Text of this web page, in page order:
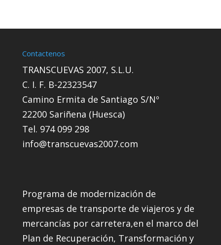
Contactenos
TRANSCUEVAS 2007, S.L.U.
C. I. F. B-22323547
Camino Ermita de Santiago S/Nº
22200 Sariñena (Huesca)
Tel. 974 099 298
info@transcuevas2007.com
Programa de modernización de
empresas de transporte de viajeros y de
mercancías por carretera,en el marco del
Plan de Recuperación, Transformación y